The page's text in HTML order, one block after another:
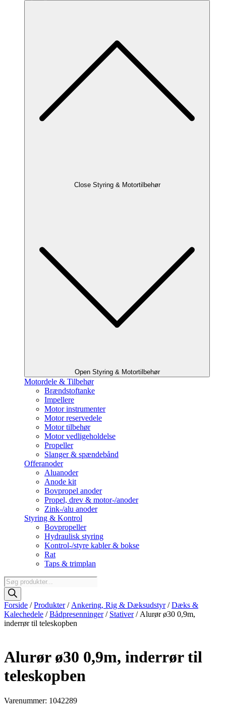
Close Styring & Motortilbehør
Open Styring & Motortilbehør
Motordele & Tilbehør
Brændstoftanke
Impellere
Motor instrumenter
Motor reservedele
Motor tilbehør
Motor vedligeholdelse
Propeller
Slanger & spændebånd
Offeranoder
Aluanoder
Anode kit
Bovpropel anoder
Propel, drev & motor-/anoder
Zink-/alu anoder
Styring & Kontrol
Bovpropeller
Hydraulisk styring
Kontrol-/styre kabler & bokse
Rat
Taps & trimplan
Products
search
Forside /Produkter/ Ankering, Rig & Dæksudstyr/Dæks &
Kalechedele /Bådpresenninger/ Stativer/ Alurør ø30 0,9m,
inderrør til teleskopben
Alurør ø30 0,9m, inderrør til
teleskopben
Varenummer: 1042289